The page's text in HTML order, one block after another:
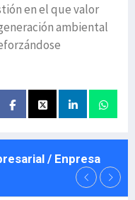
en el que valor
ambiental
/ Enpresa